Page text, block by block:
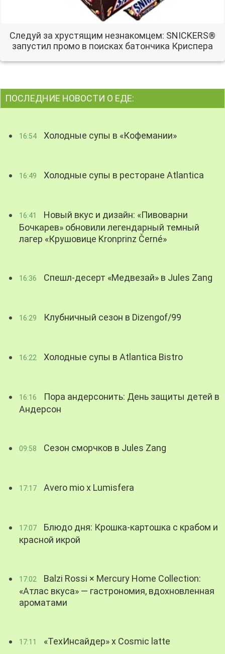
Следуй за хрустящим незнакомцем: SNICKERS®
запустил промо в поисках батончика Криспера
ПОСЛЕДНИЕ НОВОСТИ О ЕДЕ:
16:54 Холодные супы в «Кофемании»
16:49 Холодные супы в ресторане Atlantica
16:41
Новый вкус и дизайн: «Пивоварни
Бочкарев» обновили легендарный темный
лагер «Крушовице Kronprinz Černé»
16:36 Спешл-десерт «Медвезай» в Jules Zang
16:29 Клубничный сезон в Dizengof/99
16:22 Холодные супы в Atlantica Bistro
16:16
Пора андерсонить: День защиты детей в
Андерсон
09:58 Сезон сморчков в Jules Zang
17:17 Avero mio x Lumisfera
17:07
Блюдо дня: Крошка-картошка с крабом и
красной икрой
17:02
Balzi Rossi × Mercury Home Collection:
«Атлас вкуса» — гастрономия, вдохновленная
ароматами
17:11 «ТехИнсайдер» х Cosmic latte